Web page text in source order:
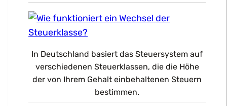
In Deutschland basiert das Steuersystem auf
verschiedenen Steuerklassen, die die Höhe
der von Ihrem Gehalt einbehaltenen Steuern
bestimmen.